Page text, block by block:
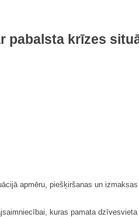
pabalsta krīzes
apmēru, piešķiršanas un
kuras pamata